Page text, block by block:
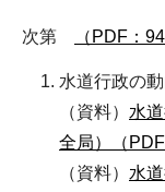
次第 （PDF：
水道行政の
（資料） 水
全局）（
（資料） 水